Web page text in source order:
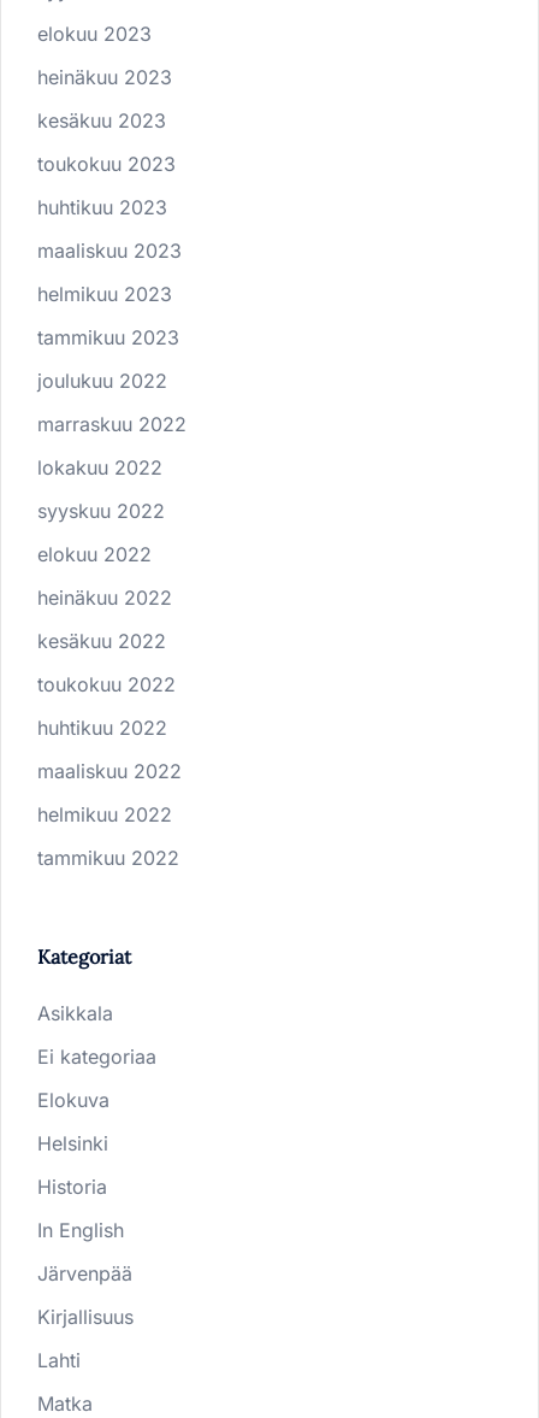
elokuu 2023
heinäkuu 2023
kesäkuu 2023
toukokuu 2023
huhtikuu 2023
maaliskuu 2023
helmikuu 2023
tammikuu 2023
joulukuu 2022
marraskuu 2022
lokakuu 2022
syyskuu 2022
elokuu 2022
heinäkuu 2022
kesäkuu 2022
toukokuu 2022
huhtikuu 2022
maaliskuu 2022
helmikuu 2022
tammikuu 2022
Kategoriat
Asikkala
Ei kategoriaa
Elokuva
Helsinki
Historia
In English
Järvenpää
Kirjallisuus
Lahti
Matka